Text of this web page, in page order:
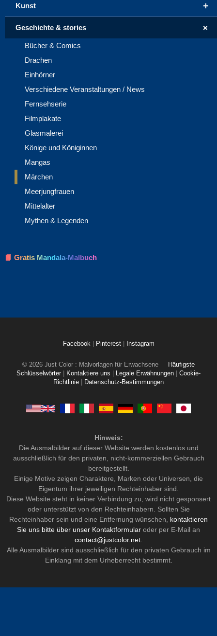
+
Kunst
+
Geschichte & stories
Bücher & Comics
Drachen
Einhörner
Verschiedene Veranstaltungen / News
Fernsehserie
Filmplakate
Glasmalerei
Könige und Königinnen
Mangas
Märchen
Meerjungfrauen
Mittelalter
Mythen & Legenden
📘 Gratis Mandala-Malbuch
Facebook Pinterest Instagram
© 2026 Just Color : Malvorlagen für Erwachsene
Häufigste
Schlüsselwörter
Kontaktiere uns Legale Erwähnungen
Cookie-
Richtlinie
Datenschutz-Bestimmungen
Hinweis:
Die Ausmalbilder auf dieser Website werden kostenlos und
ausschließlich für den privaten, nicht-kommerziellen Gebrauch
bereitgestellt.
Einige Motive zeigen Charaktere, Marken oder Universen, die
Eigentum ihrer jeweiligen Rechteinhaber sind.
Diese Website steht in keiner Verbindung zu, wird nicht gesponsert
oder unterstützt von den Rechteinhabern. Sollten Sie
Rechteinhaber sein und eine Entfernung wünschen, kontaktieren
Sie uns bitte über unser Kontaktformular oder per E-Mail an
contact@justcolor.net.
Alle Ausmalbilder sind ausschließlich für den privaten Gebrauch im
Einklang mit dem Urheberrecht bestimmt.